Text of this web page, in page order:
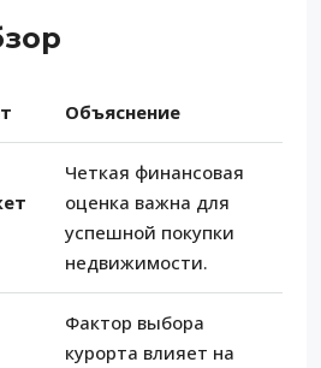
Объяснение
Четкая финансовая
оценка важна для
успешной покупки
недвижимости.
Фактор выбора
курорта влияет на